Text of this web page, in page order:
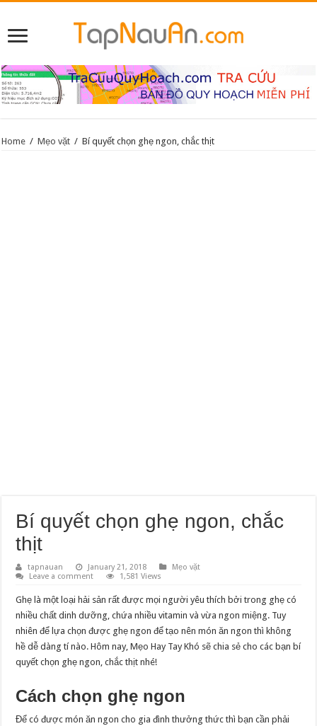
Home / Mẹo vặt / Bí quyết chọn ghẹ ngon, chắc thịt
Bí quyết chọn ghẹ ngon, chắc
thịt
tapnauan January 21, 2018
Mẹo vặt
Leave a comment
1,581 Views
Ghẹ là một loại hải sản rất được mọi người yêu thích bởi trong ghẹ có
nhiều chất dinh dưỡng, chứa nhiều vitamin và vừa ngon miệng. Tuy
nhiên để lựa chọn được ghẹ ngon để tạo nên món ăn ngon thì không
hề dễ dàng tí nào. Hôm nay, Mẹo Hay Tay Khó sẽ chia sẻ cho các bạn bí
quyết chọn ghẹ ngon, chắc thịt nhé!
Cách chọn ghẹ ngon
Để có được món ăn ngon cho gia đình thưởng thức thì bạn cần phải